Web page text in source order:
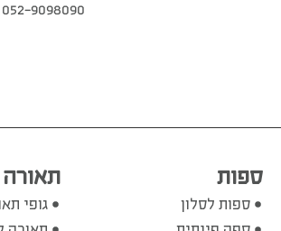
052-9098090
ספות
ספות לסלון
תאורה
גופי